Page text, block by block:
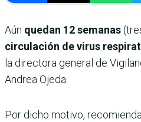
Aún quedan 12 semanas
circulación de virus
la directora general de
Andrea Ojeda.
Por dicho motivo,